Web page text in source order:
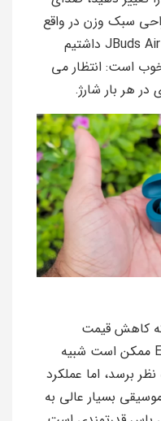
سبک وزن در واقع
از برخی از مشکلات راحتی که با JBuds Air داشتیم
است: انتظار می
کاهش قیمت
قابل‌توجهی داشته‌اند، EarFun Air ممکن است شبیه
برسد، اما عملکرد
بسیار عالی به